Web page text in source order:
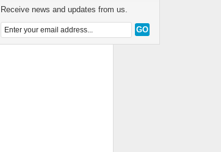
Receive news and updates from us.